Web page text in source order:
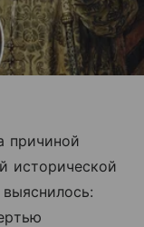
причиной
исторической